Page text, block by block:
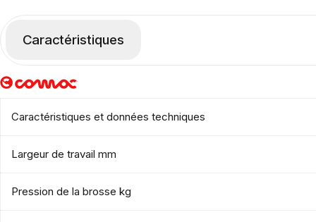
Caractéristiques
Caractéristiques et données techniques
Largeur de travail mm
Pression de la brosse kg